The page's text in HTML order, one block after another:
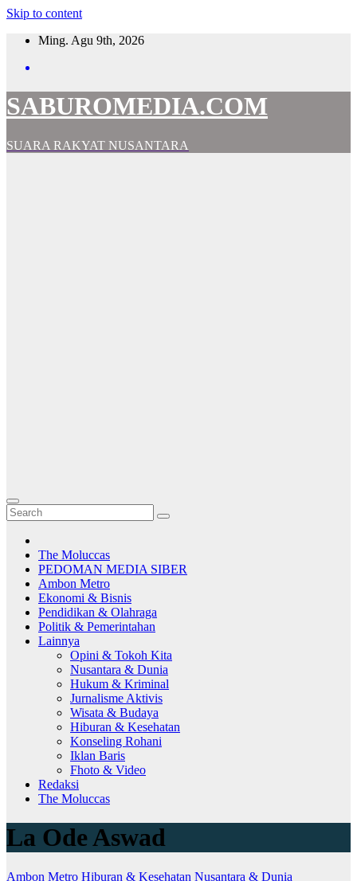
Skip to content
Ming. Agu 9th, 2026
SABUROMEDIA.COM
SUARA RAKYAT NUSANTARA
The Moluccas
PEDOMAN MEDIA SIBER
Ambon Metro
Ekonomi & Bisnis
Pendidikan & Olahraga
Politik & Pemerintahan
Lainnya
Opini & Tokoh Kita
Nusantara & Dunia
Hukum & Kriminal
Jurnalisme Aktivis
Wisata & Budaya
Hiburan & Kesehatan
Konseling Rohani
Iklan Baris
Fhoto & Video
Redaksi
The Moluccas
La Ode Aswad
Ambon Metro Hiburan & Kesehatan Nusantara & Dunia